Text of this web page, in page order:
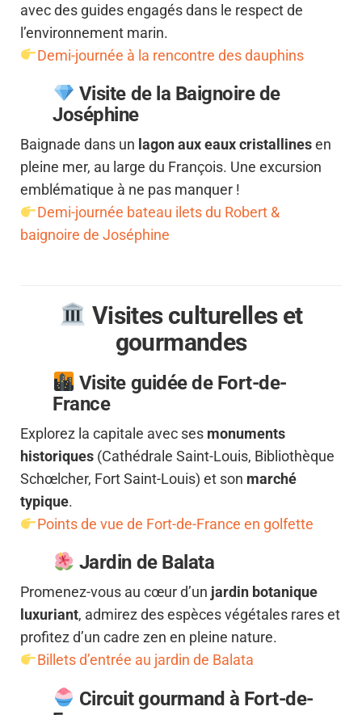
avec des guides engagés dans le respect de
l’environnement marin.
Demi-journée à la rencontre des dauphins
Visite de la Baignoire de
Joséphine
Baignade dans un lagon aux eaux cristallinesen
pleine mer, au large du François. Une excursion
emblématique à ne pas manquer !
Demi-journée bateau ilets du Robert &
baignoire de Joséphine
Visites culturelles et
gourmandes
Visite guidée de Fort-de-
France
Explorez la capitale avec ses monuments
historiques (Cathédrale Saint-Louis, Bibliothèque
Schœlcher, Fort Saint-Louis) et son marché
typique.
Points de vue de Fort-de-France en golfette
Jardin de Balata
Promenez-vous au cœur d’un jardin botanique
luxuriant, admirez des espèces végétales rares et
profitez d’un cadre zen en pleine nature.
Billets d’entrée au jardin de Balata
Circuit gourmand à Fort-de-